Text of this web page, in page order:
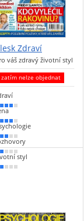
Zdraví
váš zdravý životní styl
zatím nelze objednat
80 %
70 %
50 %
40 %styl
40 %